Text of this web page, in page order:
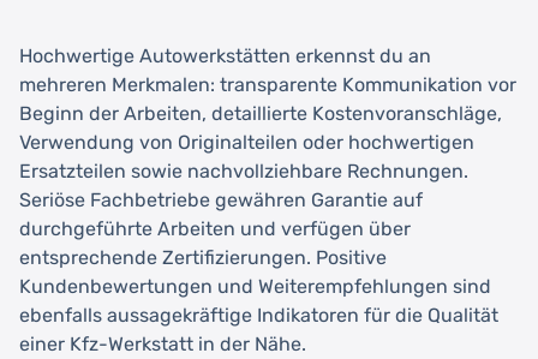
Hochwertige Autowerkstätten erkennst du an
mehreren Merkmalen: transparente Kommunikation vor
Beginn der Arbeiten, detaillierte Kostenvoranschläge,
Verwendung von Originalteilen oder hochwertigen
Ersatzteilen sowie nachvollziehbare Rechnungen.
Seriöse Fachbetriebe gewähren Garantie auf
durchgeführte Arbeiten und verfügen über
entsprechende Zertifizierungen. Positive
Kundenbewertungen und Weiterempfehlungen sind
ebenfalls aussagekräftige Indikatoren für die Qualität
einer Kfz-Werkstatt in der Nähe.